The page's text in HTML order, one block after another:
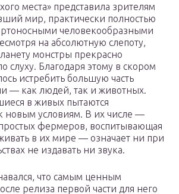
места» представила зрителям
мир, практически полностью
человекообразными
на абсолютную слепоту,
монстры прекрасно
слуху. Благодаря этому в скором
истребить большую часть
— как людей, так и животных.
в живых пытаются
новым условиям. В их числе —
фермеров, воспитывающая
в их мире — означает ни при
не издавать ни звука.
что самым ценным
релиза первой части для него